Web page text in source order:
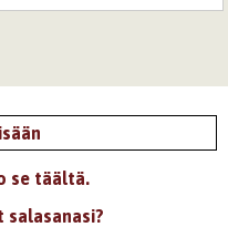
se täältä.